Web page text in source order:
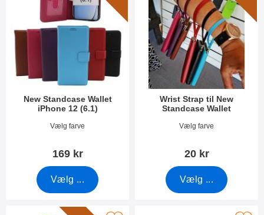
New Standcase Wallet
iPhone 12 (6.1)
Varenr 38379Vælg farve
169 kr
Vælg ...
Wrist Strap til New
Standcase Wallet
Varenr 40789Vælg farve
20 kr
Vælg ...